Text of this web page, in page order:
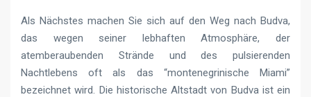
Als Nächstes machen Sie sich auf den Weg nach Budva,
das wegen seiner lebhaften Atmosphäre, der
atemberaubenden Strände und des pulsierenden
Nachtlebens oft als das “montenegrinische Miami”
bezeichnet wird. Die historische Altstadt von Budva ist ein